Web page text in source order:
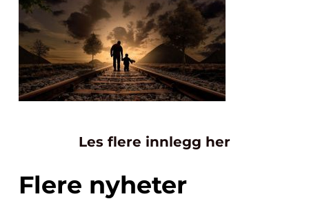
Les flere innlegg her
Flere nyheter